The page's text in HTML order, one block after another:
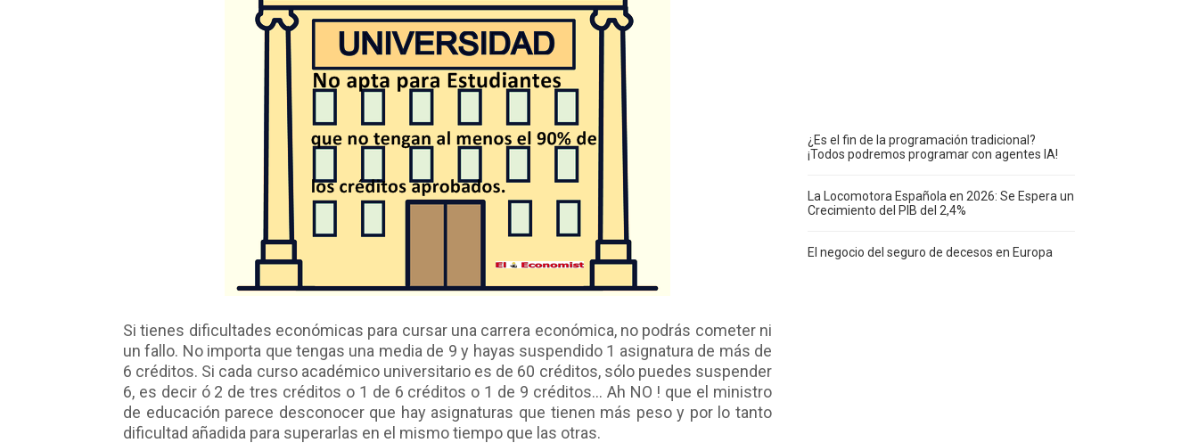
Si tienes dificultades económicas para cursar una carrera económica, no podrás cometer ni
un fallo. No importa que tengas una media de 9 y hayas suspendido 1 asignatura de más de
6 créditos. Si cada curso académico universitario es de 60 créditos, sólo puedes suspender
6, es decir ó 2 de tres créditos o 1 de 6 créditos o 1 de 9 créditos... Ah NO ! que el ministro
de educación parece desconocer que hay asignaturas que tienen más peso y por lo tanto
dificultad añadida para superarlas en el mismo tiempo que las otras.
¿Es el fin de la programación tradicional?
¡Todos podremos programar con agentes IA!
La Locomotora Española en 2026: Se Espera un
Crecimiento del PIB del 2,4%
El negocio del seguro de decesos en Europa